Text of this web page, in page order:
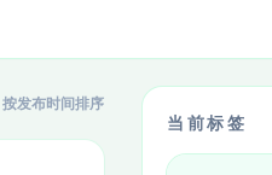
按发布时间排序
当前标签